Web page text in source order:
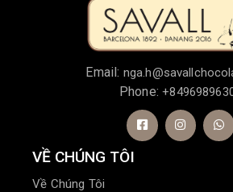
Email:
Phone:
VỀ CHÚNG TÔI
Về Chúng Tôi